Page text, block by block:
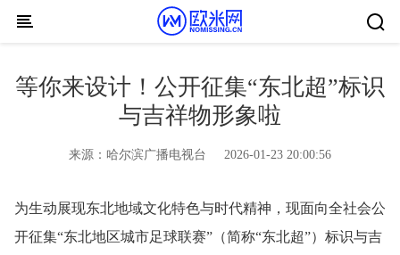
Skip to content
等你来设计！公开征集“东北超”标识
与吉祥物形象啦
来源： 哈尔滨广播电视台 2026-01-23 20:00:56
为生动展现东北地域文化特色与时代精神，现面向全社会公
开征集“东北地区城市足球联赛”（简称“东北超”）标识与吉